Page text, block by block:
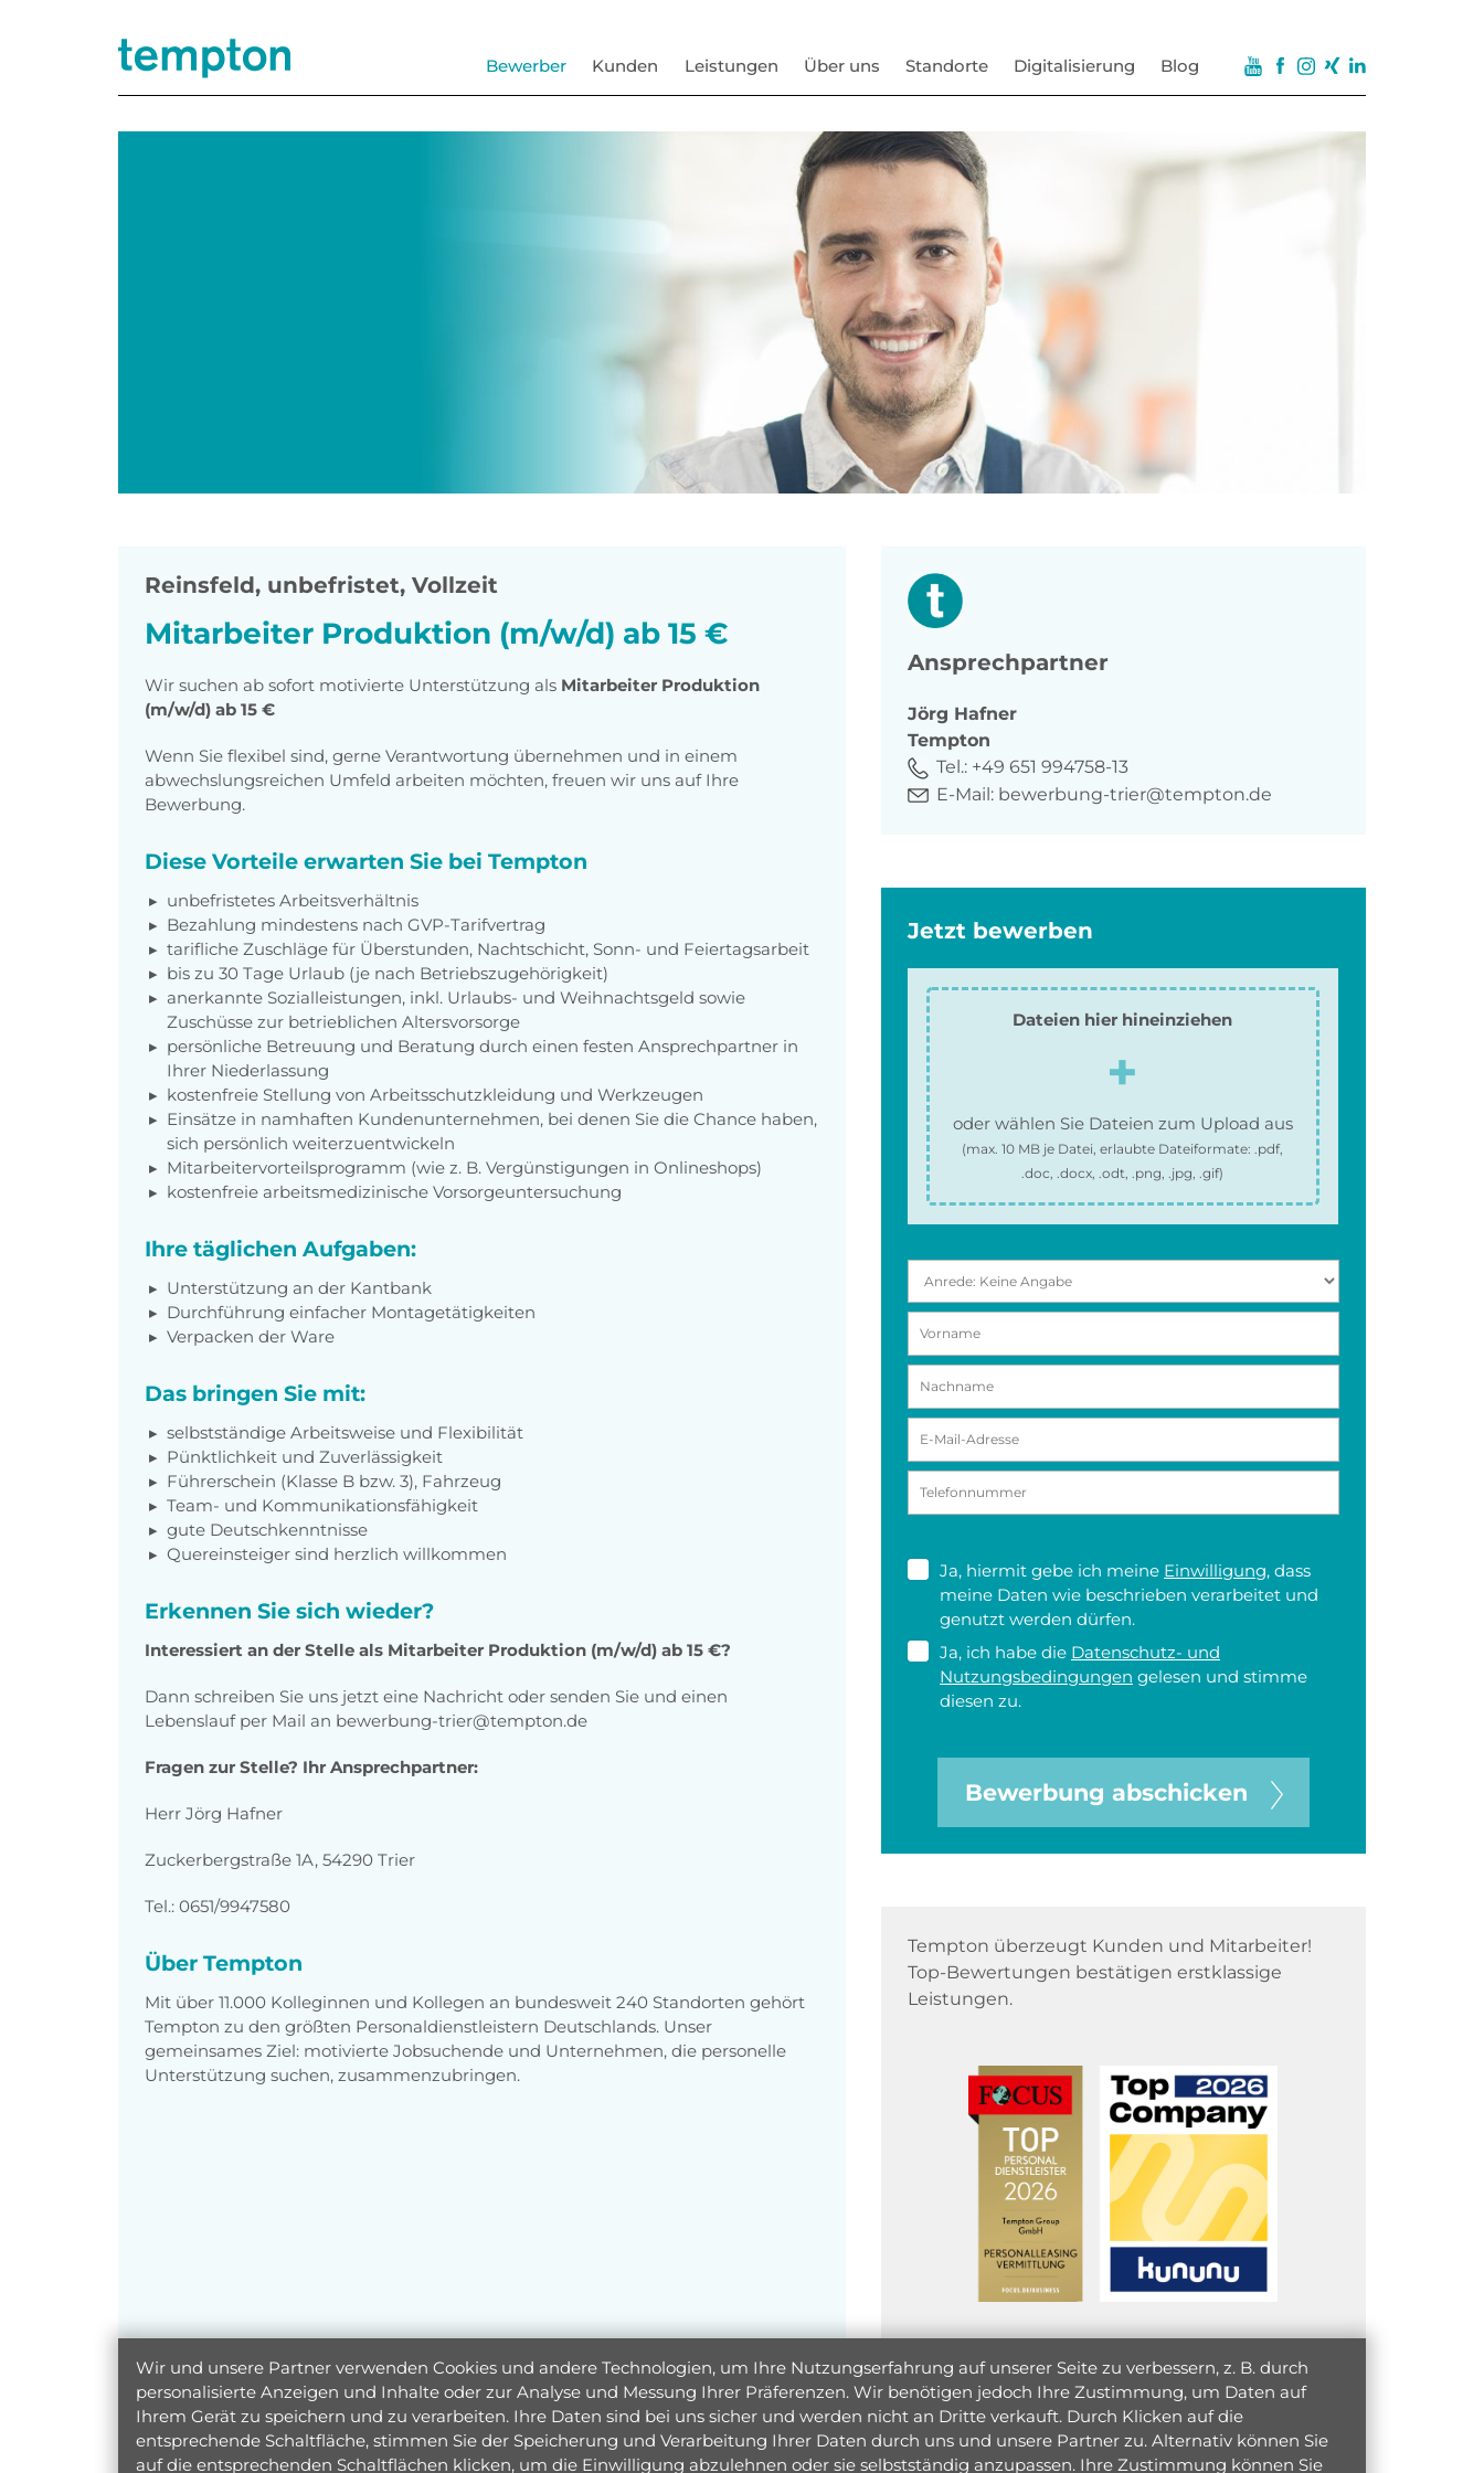
Bewerber Kunden Leistungen Über uns Standorte Digitalisierung Blog
Reinsfeld, unbefristet, Vollzeit
Mitarbeiter Produktion (m/w/d) ab 15 €
Wir suchen ab sofort motivierte Unterstützung als Mitarbeiter Produktion
(m/w/d) ab 15 €
Wenn Sie flexibel sind, gerne Verantwortung übernehmen und in einem
abwechslungsreichen Umfeld arbeiten möchten, freuen wir uns auf Ihre
Bewerbung.
Diese Vorteile erwarten Sie bei Tempton
unbefristetes Arbeitsverhältnis
Bezahlung mindestens nach GVP-Tarifvertrag
tarifliche Zuschläge für Überstunden, Nachtschicht, Sonn- und Feiertagsarbeit
bis zu 30 Tage Urlaub (je nach Betriebszugehörigkeit)
anerkannte Sozialleistungen, inkl. Urlaubs- und Weihnachtsgeld sowie
Zuschüsse zur betrieblichen Altersvorsorge
persönliche Betreuung und Beratung durch einen festen Ansprechpartner in
Ihrer Niederlassung
kostenfreie Stellung von Arbeitsschutzkleidung und Werkzeugen
Einsätze in namhaften Kundenunternehmen, bei denen Sie die Chance haben,
sich persönlich weiterzuentwickeln
Mitarbeitervorteilsprogramm (wie z. B. Vergünstigungen in Onlineshops)
kostenfreie arbeitsmedizinische Vorsorgeuntersuchung
Ihre täglichen Aufgaben:
Unterstützung an der Kantbank
Durchführung einfacher Montagetätigkeiten
Verpacken der Ware
Das bringen Sie mit:
selbstständige Arbeitsweise und Flexibilität
Pünktlichkeit und Zuverlässigkeit
Führerschein (Klasse B bzw. 3), Fahrzeug
Team- und Kommunikationsfähigkeit
gute Deutschkenntnisse
Quereinsteiger sind herzlich willkommen
Erkennen Sie sich wieder?
Interessiert an der Stelle als Mitarbeiter Produktion (m/w/d) ab 15 €?
Dann schreiben Sie uns jetzt eine Nachricht oder senden Sie und einen
Lebenslauf per Mail an bewerbung-trier@tempton.de
Fragen zur Stelle? Ihr Ansprechpartner:
Herr Jörg Hafner
Zuckerbergstraße 1A, 54290 Trier
Tel.: 0651/9947580
Über Tempton
Mit über 11.000 Kolleginnen und Kollegen an bundesweit 240 Standorten gehört
Tempton zu den größten Personaldienstleistern Deutschlands. Unser
gemeinsames Ziel: motivierte Jobsuchende und Unternehmen, die personelle
Unterstützung suchen, zusammenzubringen.
Ansprechpartner
Jörg Hafner
Tempton
Tel.: +49 651 994758-13
E-Mail: bewerbung-trier@tempton.de
Jetzt bewerben
Dateien hier hineinziehen
oder wählen Sie Dateien zum Upload aus
(max.10 MB je Datei, erlaubte Dateiformate:.pdf,
.doc, .docx, .odt, .png, .jpg, .gif)
Ja, hiermit gebe ich meine Einwilligung, dass
meine Daten wie beschrieben verarbeitet und
genutzt werden dürfen.
Ja, ich habe die Datenschutz- und
Nutzungsbedingungen gelesen und stimme
diesen zu.
Bewerbung abschicken
Tempton überzeugt Kunden und Mitarbeiter!
Top-Bewertungen bestätigen erstklassige
Leistungen.
Wir und unsere Partner verwenden Cookies und andere Technologien, um Ihre Nutzungserfahrung auf unserer Seite zu verbessern, z. B. durch
personalisierte Anzeigen und Inhalte oder zur Analyse und Messung Ihrer Präferenzen. Wir benötigen jedoch Ihre Zustimmung, um Daten auf
Ihrem Gerät zu speichern und zu verarbeiten. Ihre Daten sind bei uns sicher und werden nicht an Dritte verkauft. Durch Klicken auf die
entsprechende Schaltfläche, stimmen Sie der Speicherung und Verarbeitung Ihrer Daten durch uns und unsere Partner zu. Alternativ können Sie
auf die entsprechenden Schaltflächen klicken, um die Einwilligung abzulehnen oder sie selbstständig anzupassen. Ihre Zustimmung können Sie